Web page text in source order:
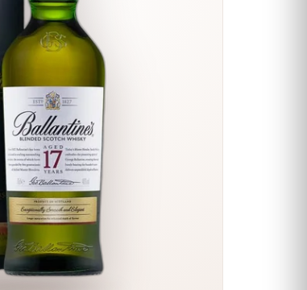
לכל יינות יקב ירושלים ←